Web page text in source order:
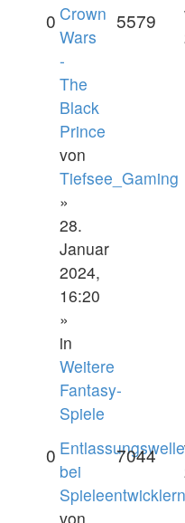
Crown
Wars
-
The
Black
Prince
von
Tiefsee_Gaming
»
28.
Januar
2024,
16:20
»
in
Weitere
Fantasy-
Spiele
0 5579
Entlassungswelle
bei
Spieleentwicklern
von
0 7044